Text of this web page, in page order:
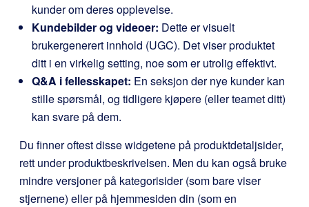
kunder om deres opplevelse.
Kundebilder og videoer: Dette er visuelt
brukergenerert innhold (UGC). Det viser produktet
ditt i en virkelig setting, noe som er utrolig effektivt.
Q&A i fellesskapet: En seksjon der nye kunder kan
stille spørsmål, og tidligere kjøpere (eller teamet ditt)
kan svare på dem.
Du finner oftest disse widgetene på produktdetaljsider,
rett under produktbeskrivelsen. Men du kan også bruke
mindre versjoner på kategorisider (som bare viser
stjernene) eller på hjemmesiden din (som en